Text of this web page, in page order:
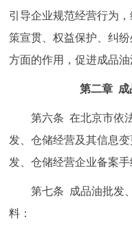
引导企业规范经营行为
策宣贯、权益保护、纠
方面的作用，促进成品油
第二章 成
第六条 在北京市依法
发、仓储经营及其信息
发、仓储经营企业备案手
第七条 成品油批发、
料：